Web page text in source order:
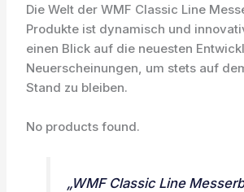
Die Welt der WMF Classic Line
Produkte ist dynamisch und
einen Blick auf die neuesten
Neuerscheinungen, um stets auf
Stand zu bleiben.
No products found.
„WMF Classic Line